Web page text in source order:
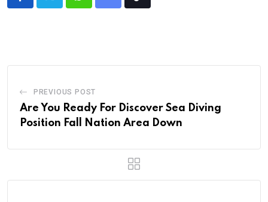
PREVIOUS POST
Are You Ready For Discover Sea Diving
Position Fall Nation Area Down